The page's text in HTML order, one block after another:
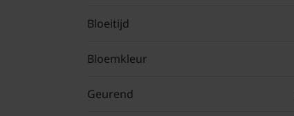
Bloeitijd
Bloemkleur
Geurend